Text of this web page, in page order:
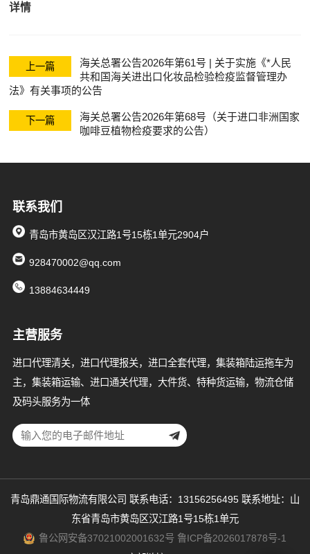
详情
上一篇
海关总署公告2026年第61号 | 关于实施《*人民
共和国海关进出口化妆品检验检疫监督管理办
法》有关事项的公告
下一篇
海关总署公告2026年第68号（关于进口非洲国家
咖啡豆植物检疫要求的公告）
联系我们
青岛市黄岛区汉江路1号15栋1单元2904户
928470002@qq.com
13884634449
主营服务
进口代理清关，进口代理报关，进口全套代理，集装箱陆运拖车为
主，集装箱运输、进口通关代理，大件货、特种货运输，物流仓储
及码头服务为一体
青岛鼎通国际物流有限公司 联系电话：13156256495 联系地址：山
东省青岛市黄岛区汉江路1号15栋1单元
鲁公网安备37021002001632号 鲁ICP备2026017878号-1